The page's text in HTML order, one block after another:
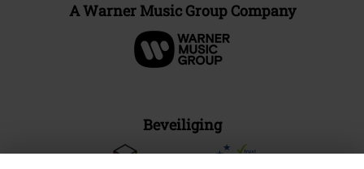
A Warner Music Group Company
Beveiliging